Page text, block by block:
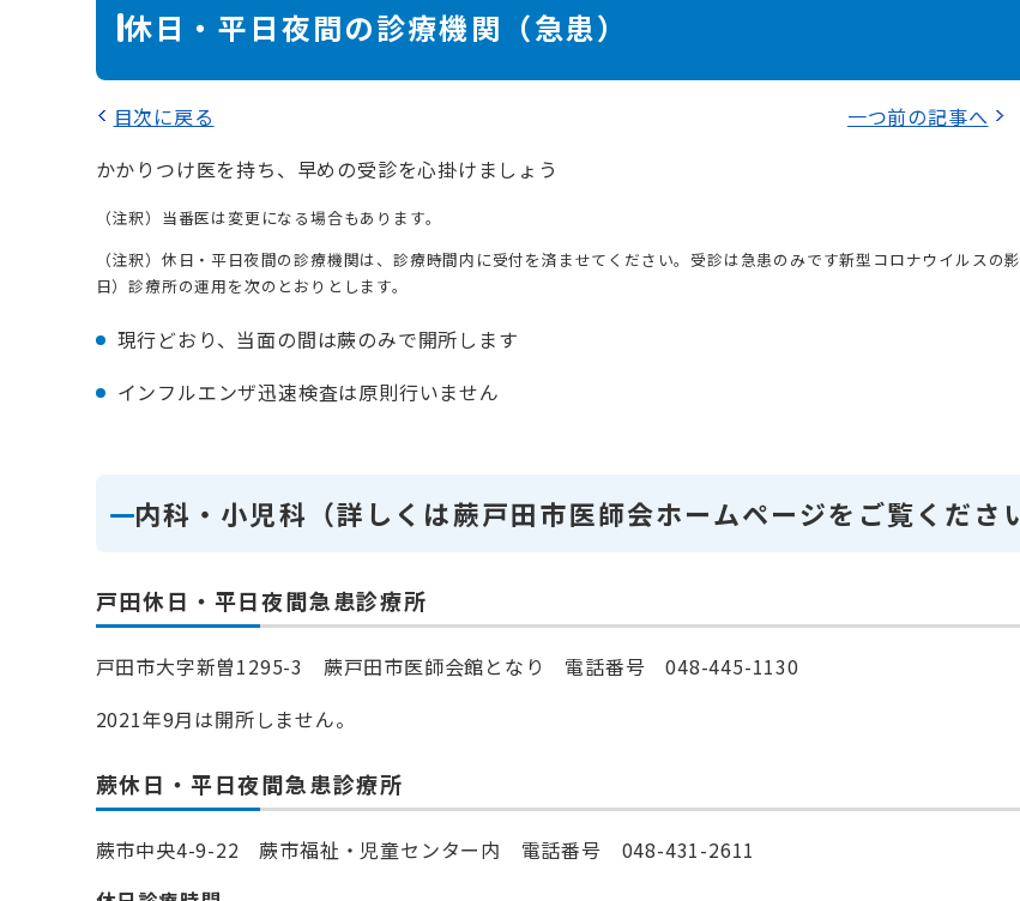
休日・平日夜間の診療機関（急患）
目次に戻る
一つ前の記事へ
かかりつけ医を持ち、早めの受診を心掛けましょう
（注釈）当番医は変更になる場合もあります。
（注釈）休日・平日夜間の診療機関は、診療時間内に受付を済ませてください。受診は急患のみです新型コロナウイルスの
日）診療所の運用を次のとおりとします。
現行どおり、当面の間は蕨のみで開所します
インフルエンザ迅速検査は原則行いません
内科・小児科（詳しくは蕨戸田市医師会ホームページをご覧くださ
戸田休日・平日夜間急患診療所
戸田市大字新曽1295-3 蕨戸田市医師会館となり 電話番号 048-445-1130
2021年9月は開所しません。
蕨休日・平日夜間急患診療所
蕨市中央4-9-22 蕨市福祉・児童センター内 電話番号 048-431-2611